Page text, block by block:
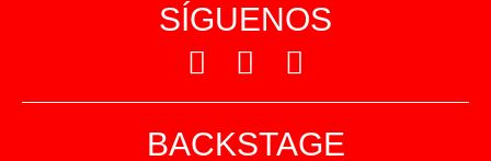
SÍGUENOS
BACKSTAGE